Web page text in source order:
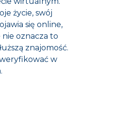
życie, swój
się online,
nie oznacza to
znajomość.
w